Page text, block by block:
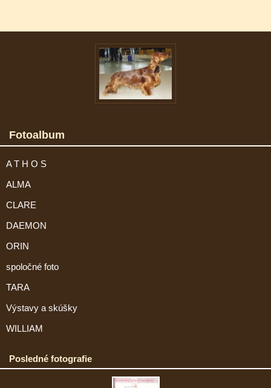
Fotoalbum
A T H O S
ALMA
CLARE
DAEMON
ORIN
spoločné foto
TARA
Výstavy a skúšky
WILLIAM
Posledné fotografie